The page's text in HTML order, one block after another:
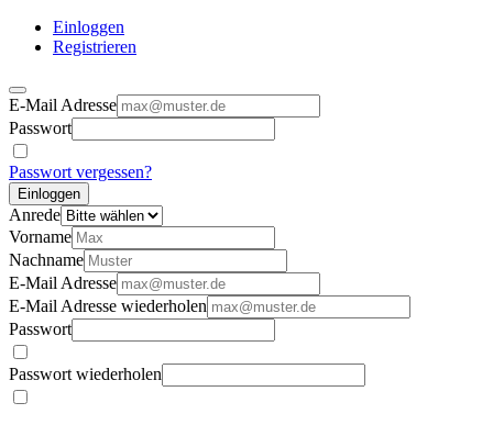
Einloggen
Registrieren
E-Mail Adresse
Passwort
Passwort vergessen?
Einloggen
Anrede
Vorname
Nachname
E-Mail Adresse
E-Mail Adresse wiederholen
Passwort
Passwort wiederholen